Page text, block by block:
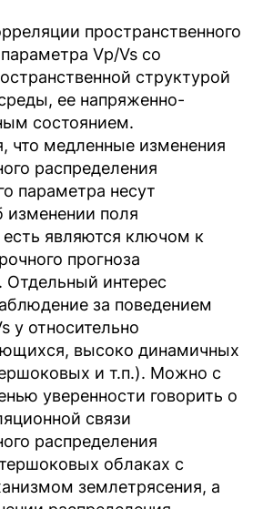
пространственного
Vp/Vs со
структурой
ее напряженно-
состоянием.
что медленные изменения
распределения
параметра несут
поля
являются ключом к
прогноза
Отдельный интерес
за поведением
у относительно
высоко динамичных
и т.п.). Можно с
уверенности говорить о
связи
распределения
облаках с
землетрясения, а